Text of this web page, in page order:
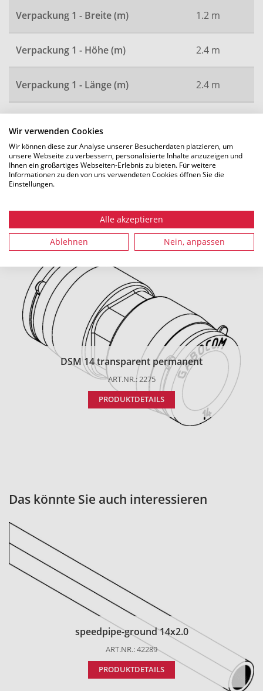
Wir verwenden Cookies
Wir können diese zur Analyse unserer Besucherdaten platzieren, um
unsere Webseite zu verbessern, personalisierte Inhalte anzuzeigen und
Ihnen ein großartiges Webseiten-Erlebnis zu bieten. Für weitere
Informationen zu den von uns verwendeten Cookies öffnen Sie die
Einstellungen.
Alle akzeptieren
Ablehnen Nein, anpassen
Verpackung 1 - Breite (m) 1.2 m
Verpackung 1 - Höhe (m) 2.4 m
Verpackung 1 - Länge (m) 2.4 m
Alle Maße in mm. Technische Änderungen vorbehalten.
Empfohlenes Zubehör
DSM 14 transparent permanent
ART.NR.: 2275
PRODUKTDETAILS
Das könnte Sie auch interessieren
speedpipe-ground 14x2.0
ART.NR.: 42289
PRODUKTDETAILS